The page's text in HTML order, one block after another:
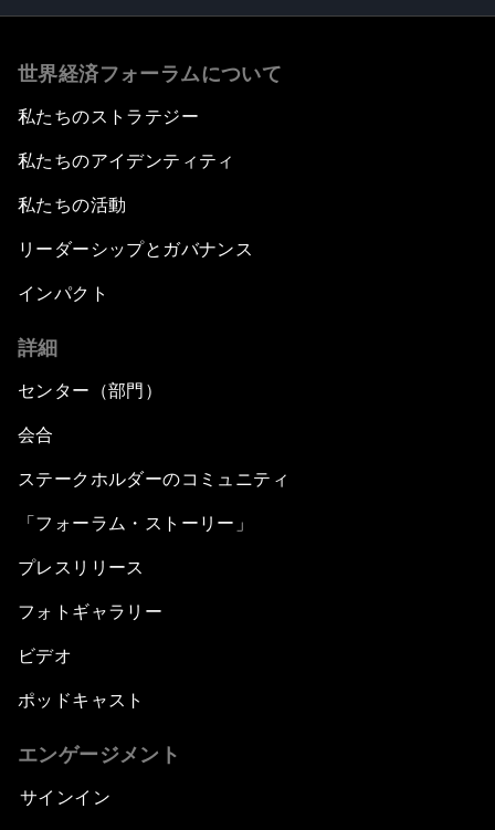
世界経済フォーラムについて
私たちのストラテジー
私たちのアイデンティティ
私たちの活動
リーダーシップとガバナンス
インパクト
詳細
センター（部門）
会合
ステークホルダーのコミュニティ
「フォーラム・ストーリー」
プレスリリース
フォトギャラリー
ビデオ
ポッドキャスト
エンゲージメント
サインイン